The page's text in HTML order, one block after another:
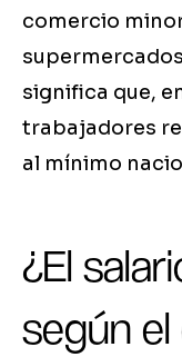
comercio
significa que,
trabajadores
al mínimo
¿El
según